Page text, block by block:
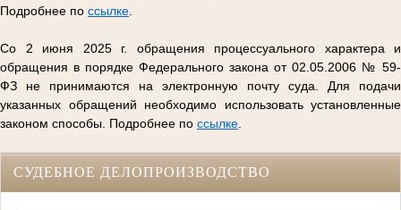
Подробнее по ссылке
Со 2 июня 2025 г. обращения процессуального характера и
обращения в порядке Федерального закона от 02.05.2006 № 59-
ФЗ не принимаются на электронную почту суда. Для подачи
указанных обращений необходимо использовать установленные
законом способы. Подробнее по ссылке
СУДЕБНОЕ ДЕЛОПРОИЗВОДСТВО